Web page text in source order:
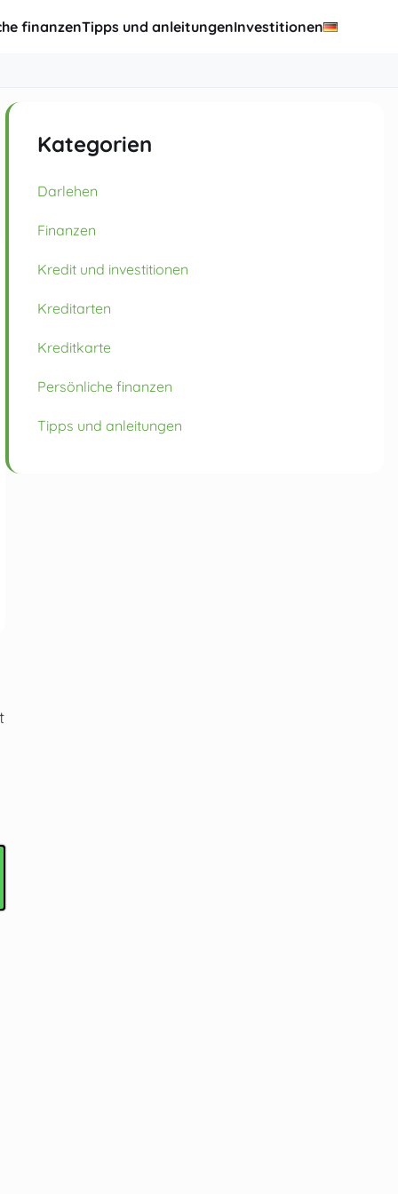
finanzenTipps und anleitungenInvestitionen
Kategorien
Darlehen
Finanzen
Kredit und investitionen
Kreditarten
Kreditkarte
Persönliche finanzen
Tipps und anleitungen